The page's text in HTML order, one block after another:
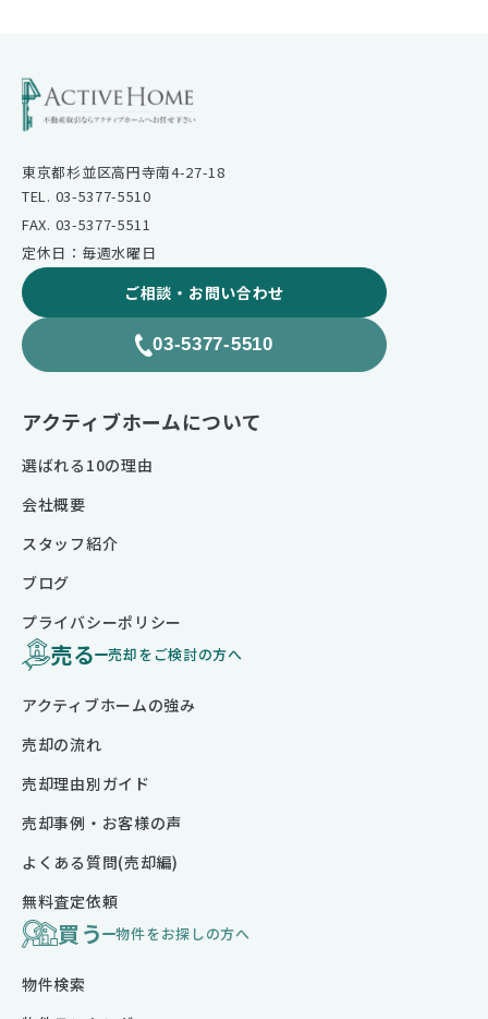
東京都杉並区高円寺南4-27-18
TEL. 03-5377-5510
FAX. 03-5377-5511
定休日：毎週水曜日
ご相談・お問い合わせ
03-5377-5510
売る 売却をご検討の方へ
アクティブホームの強み
売却の流れ
売却理由別ガイド
売却事例・お客様の声
よくある質問(売却編)
無料査定依頼
買う 物件をお探しの方へ
物件検索
アクティブホームについて
選ばれる10の理由
会社概要
スタッフ紹介
ブログ
プライバシーポリシー